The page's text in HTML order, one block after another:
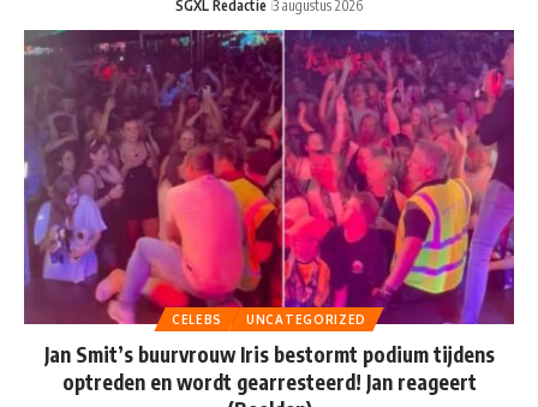
SGXL Redactie 3 augustus 2026
CELEBS UNCATEGORIZED
Jan Smit’s buurvrouw Iris bestormt podium tijdens
optreden en wordt gearresteerd! Jan reageert